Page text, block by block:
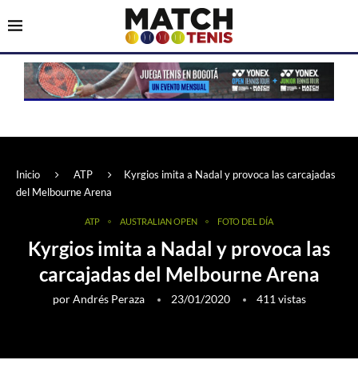
Inicio ATP
Kyrgios imita a Nadal y provoca las carcajadas
del Melbourne Arena
ATP AUSTRALIAN OPEN FOTO DEL DÍA
Kyrgios imita a Nadal y provoca las
carcajadas del Melbourne Arena
porAndrés Peraza 23/01/2020 411 vistas